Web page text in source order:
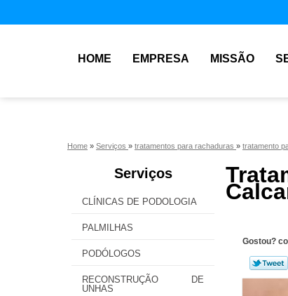
HOME EMPRESA MISSÃO
Home » Serviços » tratamentos para rachaduras » tratamento
Serviços
CLÍNICAS DE PODOLOGIA
PALMILHAS
PODÓLOGOS
RECONSTRUÇÃO DE
UNHAS
Gostou?